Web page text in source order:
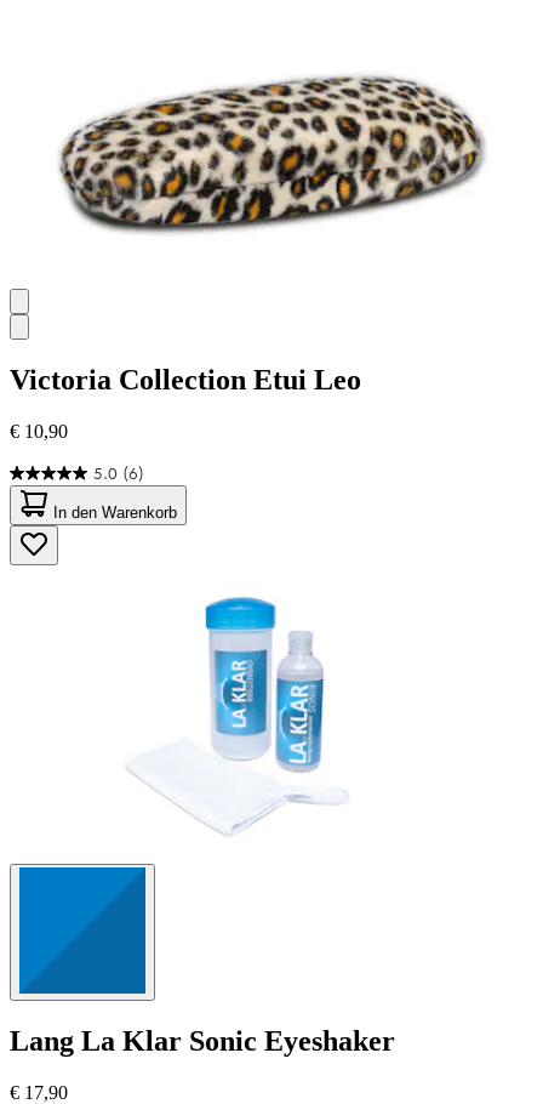
Victoria Collection Etui Leo
€ 10,90
5.0 (6)
5.0
von
5
Sternen.
6
In den Warenkorb
Lang La Klar Sonic Eyeshaker
€ 17,90